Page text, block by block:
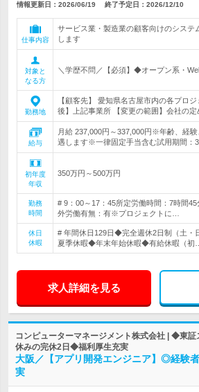
情報更新日：2026/06/19 終了予定日： 2026/12/10
仕事内容
サービス業・製造業の顧客向けのシステ
します
対象と
なる方
＼学歴不問／【必須】◆オープン系・
勤務地
【顧客先】 愛知県名古屋市内の各プロ
後】上記事業所 【変更の範囲】会社の定
給与
月給 237,000円～337,000円※年齢、経
遇します※一律固定手当含む試用期間：
初年度
年収
350万円～500万円
勤務
時間
# 9：00～17：45所定労働時間：7時間
外労働有無：有※プロジェクトに…
休日
休暇
# 年間休日129日◆完全週休2日制（土
夏季休暇◆年末年始休暇◆有給休暇（初…
求人詳細を見る
コンピューターマネージメント株式会社 | ◆東
休みの完休2日◆福利厚生充実
大阪／【アプリ開発エンジニア】◎経験
実